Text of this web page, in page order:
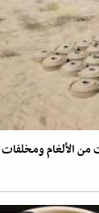
من الألغام ومخلفات